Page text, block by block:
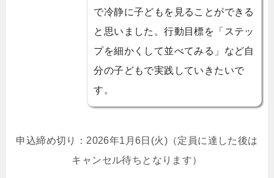
で冷静に子どもを見ることができる
と思いました。行動目標を「ステッ
プを細かくして並べてみる」など自
分の子どもで実践していきたいで
す。
申込締め切り：2026年1月6日(火)（定員に達した後は
キャンセル待ちとなります）